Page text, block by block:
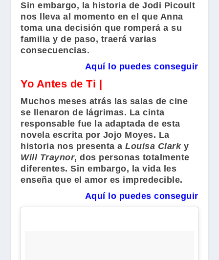
Sin embargo, la historia deJodi Picoult
nos lleva al momento en el que Anna
toma una decisión que romperá a su
familia y de paso, traerá varias
consecuencias.
Aquí lo puedes conseguir
Yo Antes de Ti |
Muchos meses atrás las salas de cine
se llenaron de lágrimas. La cinta
responsable fue la adaptada de esta
novela escrita por Jojo Moyes. La
historia nos presenta aLouisa Clarky
Will Traynor, dos personas totalmente
diferentes. Sin embargo, la vida les
enseña que el amor es impredecible.
Aquí lo puedes conseguir